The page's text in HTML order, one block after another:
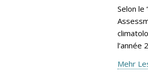
Selon le
l’année
Mehr